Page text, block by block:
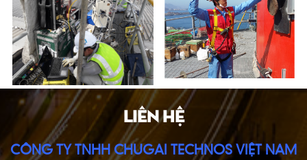
LIÊN HỆ
CÔNG TY TNHH CHUGAI TECHNOS VIỆT NAM